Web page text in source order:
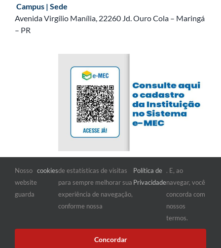
Campus | Sede
Avenida Virgílio Manília, 22260 Jd. Ouro Cola – Maringá
– PR
FIQUE POR DENTRO
Nosso
website
guarda
cookiesde estatísticas de visitas
para sempre melhorar sua
experiência de navegação,
conforme nossa
Política de
Privacidade
. E, ao
navegar, você
concorda com
nossos
termos.
Concordar